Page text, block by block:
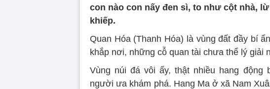
con nào con nấy đen sì, to như cột nhà,
khiếp.
Quan Hóa (Thanh Hóa) là vùng đất đầy bí
khắp nơi, những cỗ quan tài chưa thể lý giải
Vùng núi đá vôi ấy, thật nhiều hang
người ưa khám phá. Hang Ma ở xã Nam